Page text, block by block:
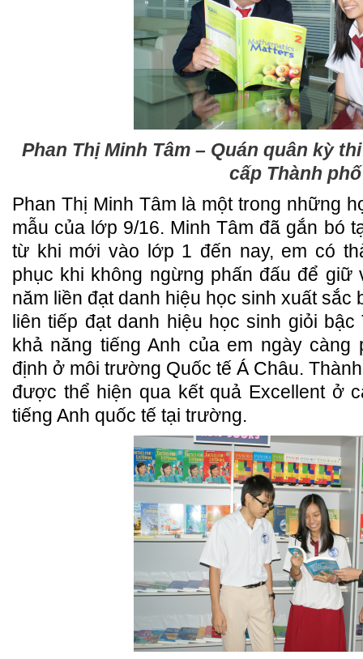
Phan Thị Minh Tâm – Quán quân kỳ
cấp Thành phố
Phan Thị Minh Tâm là một trong những
mẫu của lớp 9/16. Minh Tâm đã gắn bó
từ khi mới vào lớp 1 đến nay, em có
phục khi không ngừng phấn đấu để giữ
năm liền đạt danh hiệu học sinh xuất sắc
liên tiếp đạt danh hiệu học sinh giỏi
khả năng tiếng Anh của em ngày
định ở môi trường Quốc tế Á Châu.
được thể hiện qua kết quả Excellent ở
tiếng Anh quốc tế tại trường.